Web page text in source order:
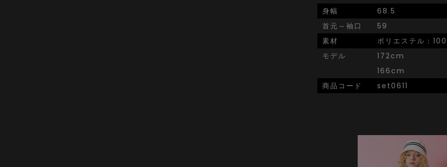
身幅
68.5
首元～袖口
59
素材
ポリエステル：
モデル
172cm
166cm
商品コード
set0611